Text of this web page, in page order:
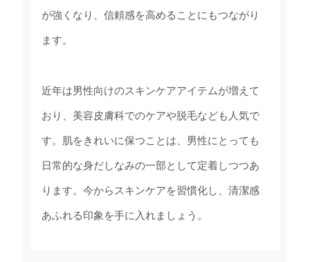
が強くなり、信頼感を高めることにもつながり
ます。
近年は男性向けのスキンケアアイテムが増えて
おり、美容皮膚科でのケアや脱毛なども人気で
す。肌をきれいに保つことは、男性にとっても
日常的な身だしなみの一部として定着しつつあ
ります。今からスキンケアを習慣化し、清潔感
あふれる印象を手に入れましょう。